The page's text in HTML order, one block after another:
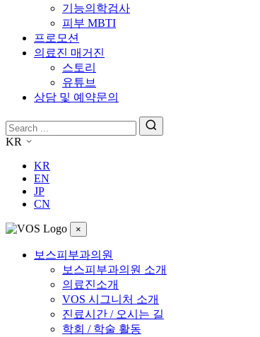
기능의학검사
피부 MBTI
프로모션
의료진 매거진
스토리
유튜브
상담 및 예약문의
KR
KR
EN
JP
CN
×
보스피부과의원
보스피부과의원 소개
의료진소개
VOS 시그니처 소개
진료시간 / 오시는 길
학회 / 학술 활동